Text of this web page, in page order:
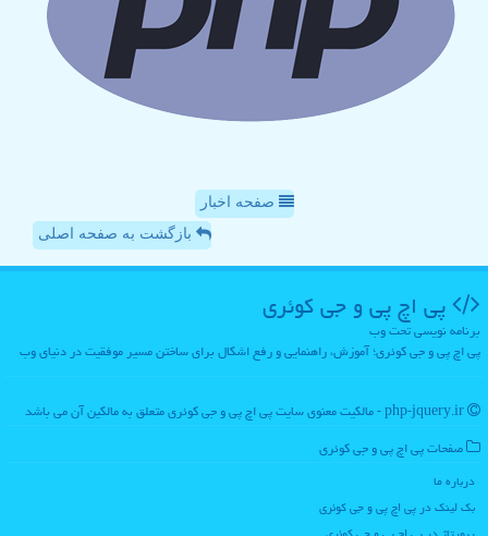
صفحه اخبار
بازگشت به صفحه اصلی
پی اچ پی و جی كوئری
برنامه نویسی تحت وب
پی اچ پی و جی کوئری؛ آموزش، راهنمایی و رفع اشکال برای ساختن مسیر موفقیت در دنیای وب
صفحات پی اچ پی و جی كوئری
درباره ما
بک لینک در پی اچ پی و جی كوئری